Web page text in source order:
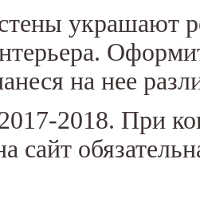
украшают
на нее
2018. При
сайт